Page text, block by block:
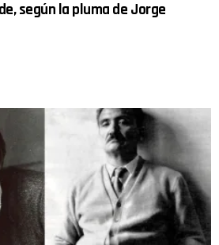
según la pluma de Jorge